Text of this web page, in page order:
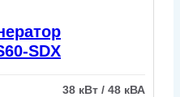
SDX
38 кВт / 48 кВА